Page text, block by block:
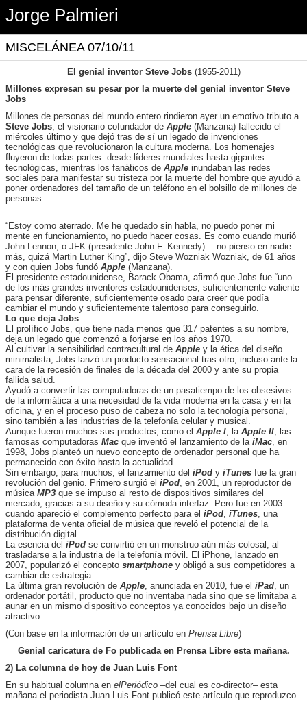
Jorge Palmieri
MISCELÁNEA 07/10/11
El genial inventor Steve Jobs(1955-2011)
Millones expresan su pesar por la muerte del genial inventor Steve
Jobs
Millones de personas del mundo entero rindieron ayer un emotivo tributo a
Steve Jobs, el visionario cofundador de Apple (Manzana) fallecido el
miércoles último y que dejó tras de sí un legado de invenciones
tecnológicas que revolucionaron la cultura moderna. Los homenajes
fluyeron de todas partes: desde líderes mundiales hasta gigantes
tecnológicas, mientras los fanáticos de Apple inundaban las redes
sociales para manifestar su tristeza por la muerte del hombre que ayudó a
poner ordenadores del tamaño de un teléfono en el bolsillo de millones de
personas.
“Estoy como aterrado. Me he quedado sin habla, no puedo poner mi
mente en funcionamiento, no puedo hacer cosas. Es como cuando murió
John Lennon, o JFK (presidente John F. Kennedy)… no pienso en nadie
más, quizá Martin Luther King”, dijo Steve Wozniak Wozniak, de 61 años
y con quien Jobs fundó Apple (Manzana).
El presidente estadounidense, Barack Obama, afirmó que Jobs fue “uno
de los más grandes inventores estadounidenses, suficientemente valiente
para pensar diferente, suficientemente osado para creer que podía
cambiar el mundo y suficientemente talentoso para conseguirlo.
Lo que deja Jobs
El prolífico Jobs, que tiene nada menos que 317 patentes a su nombre,
deja un legado que comenzó a forjarse en los años 1970.
Al cultivar la sensibilidad contracultural de Apple y la ética del diseño
minimalista, Jobs lanzó un producto sensacional tras otro, incluso ante la
cara de la recesión de finales de la década del 2000 y ante su propia
fallida salud.
Ayudó a convertir las computadoras de un pasatiempo de los obsesivos
de la informática a una necesidad de la vida moderna en la casa y en la
oficina, y en el proceso puso de cabeza no solo la tecnología personal,
sino también a las industrias de la telefonía celular y musical.
Aunque fueron muchos sus productos, como el Apple I, la Apple II, las
famosas computadoras Mac que inventó el lanzamiento de la iMac, en
1998, Jobs planteó un nuevo concepto de ordenador personal que ha
permanecido con éxito hasta la actualidad.
Sin embargo, para muchos, el lanzamiento del iPod y iTunes fue la gran
revolución del genio. Primero surgió el iPod, en 2001, un reproductor de
música MP3 que se impuso al resto de dispositivos similares del
mercado, gracias a su diseño y su cómoda interfaz. Pero fue en 2003
cuando apareció el complemento perfecto para el iPod, iTunes, una
plataforma de venta oficial de música que reveló el potencial de la
distribución digital.
La esencia del iPod se convirtió en un monstruo aún más colosal, al
trasladarse a la industria de la telefonía móvil. El iPhone, lanzado en
2007, popularizó el concepto smartphone y obligó a sus competidores a
cambiar de estrategia.
La última gran revolución de Apple, anunciada en 2010, fue el iPad, un
ordenador portátil, producto que no inventaba nada sino que se limitaba a
aunar en un mismo dispositivo conceptos ya conocidos bajo un diseño
atractivo.
(Con base en la información de un artículo en Prensa Libre)
Genial caricatura de Fo publicada en Prensa Libre esta mañana.
2) La columna de hoy de Juan Luis Font
En su habitual columna en elPeriódico –del cual es co-director– esta
mañana el periodista Juan Luis Font publicó este artículo que reproduzco